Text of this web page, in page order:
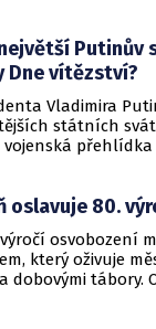
Putinův
Dne vítězství?
Vladimira
státních
oslavuje 80.
osvobození
který oživuje
dobovými